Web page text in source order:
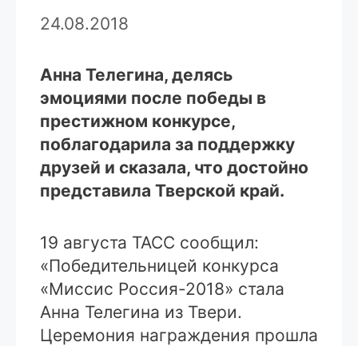
24.08.2018
Анна Телегина, делясь
эмоциями после победы в
престижном конкурсе,
поблагодарила за поддержку
друзей и сказала, что достойно
представила Тверской край.
19 августа ТАСС сообщил:
«Победительницей конкурса
«Миссис Россия-2018» стала
Анна Телегина из Твери.
Церемония награждения прошла